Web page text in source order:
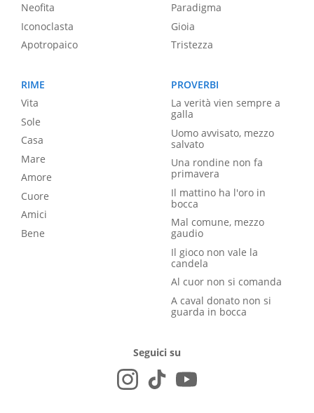
Neofita
Iconoclasta
Apotropaico
Paradigma
Gioia
Tristezza
RIME
Vita
Sole
Casa
Mare
Amore
Cuore
Amici
Bene
PROVERBI
La verità vien sempre a
galla
Uomo avvisato, mezzo
salvato
Una rondine non fa
primavera
Il mattino ha l'oro in
bocca
Mal comune, mezzo
gaudio
Il gioco non vale la
candela
Al cuor non si comanda
A caval donato non si
guarda in bocca
Seguici su